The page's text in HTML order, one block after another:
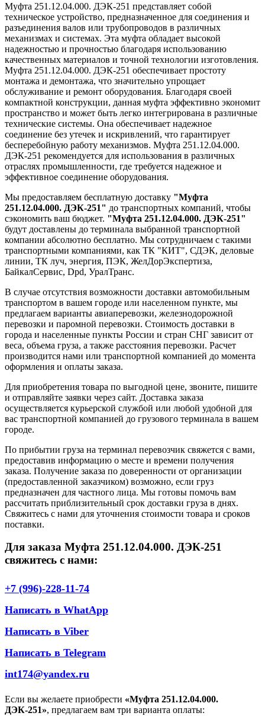
Муфта 251.12.04.000. ДЭК-251 представляет собой
техническое устройство, предназначенное для соединения и
разъединения валов или трубопроводов в различных
механизмах и системах. Эта муфта обладает высокой
надежностью и прочностью благодаря использованию
качественных материалов и точной технологии изготовления.
Муфта 251.12.04.000. ДЭК-251 обеспечивает простоту
монтажа и демонтажа, что значительно упрощает
обслуживание и ремонт оборудования. Благодаря своей
компактной конструкции, данная муфта эффективно экономит
пространство и может быть легко интегрирована в различные
технические системы. Она обеспечивает надежное
соединение без утечек и искривлений, что гарантирует
бесперебойную работу механизмов. Муфта 251.12.04.000.
ДЭК-251 рекомендуется для использования в различных
отраслях промышленности, где требуется надежное и
эффективное соединение оборудования.
Мы предоставляем бесплатную доставку "Муфта
251.12.04.000. ДЭК-251" до транспортных компаний, чтобы
сэкономить ваш бюджет. "Муфта 251.12.04.000. ДЭК-251"
будут доставлены до терминала выбранной транспортной
компании абсолютно бесплатно. Мы сотрудничаем с такими
транспортными компаниями, как ТК "КИТ", СДЭК, деловые
линии, ТК луч, энергия, ПЭК, ЖелДорЭкспертиза,
БайкалСервис, Dpd, УралТранс.
В случае отсутствия возможности доставки автомобильным
транспортом в вашем городе или населенном пункте, мы
предлагаем варианты авиаперевозки, железнодорожной
перевозки и паромной перевозки. Стоимость доставки в
города и населенные пункты России и стран СНГ зависит от
веса, объема груза, а также расстояния перевозки. Расчет
производится нами или транспортной компанией до момента
оформления и оплаты заказа.
Для приобретения товара по выгодной цене, звоните, пишите
и отправляйте заявки через сайт. Доставка заказа
осуществляется курьерской службой или любой удобной для
вас транспортной компанией до грузового терминала в вашем
городе.
По прибытии груза на терминал перевозчик свяжется с вами,
предоставив информацию о месте и времени получения
заказа. Получение заказа по доверенности от организации
(предоставленной заказчиком) возможно, если груз
предназначен для частного лица. Мы готовы помочь вам
рассчитать приблизительный срок доставки груза в днях.
Свяжитесь с нами для уточнения стоимости товара и сроков
поставки.
Для заказа Муфта 251.12.04.000. ДЭК-251
свяжитесь с нами:
+7 (996)-228-11-74
Написать в WhatApp
Написать в Viber
Написать в Telegram
int174@yandex.ru
Если вы желаете приобрести «Муфта 251.12.04.000.
ДЭК-251», предлагаем вам три варианта оплаты: